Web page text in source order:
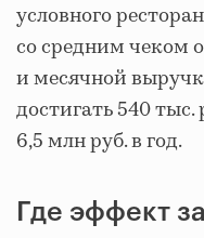
условного
со средним чеком
и месячной
достигать 540 тыс.
6,5 млн руб. в год.
Где эффект